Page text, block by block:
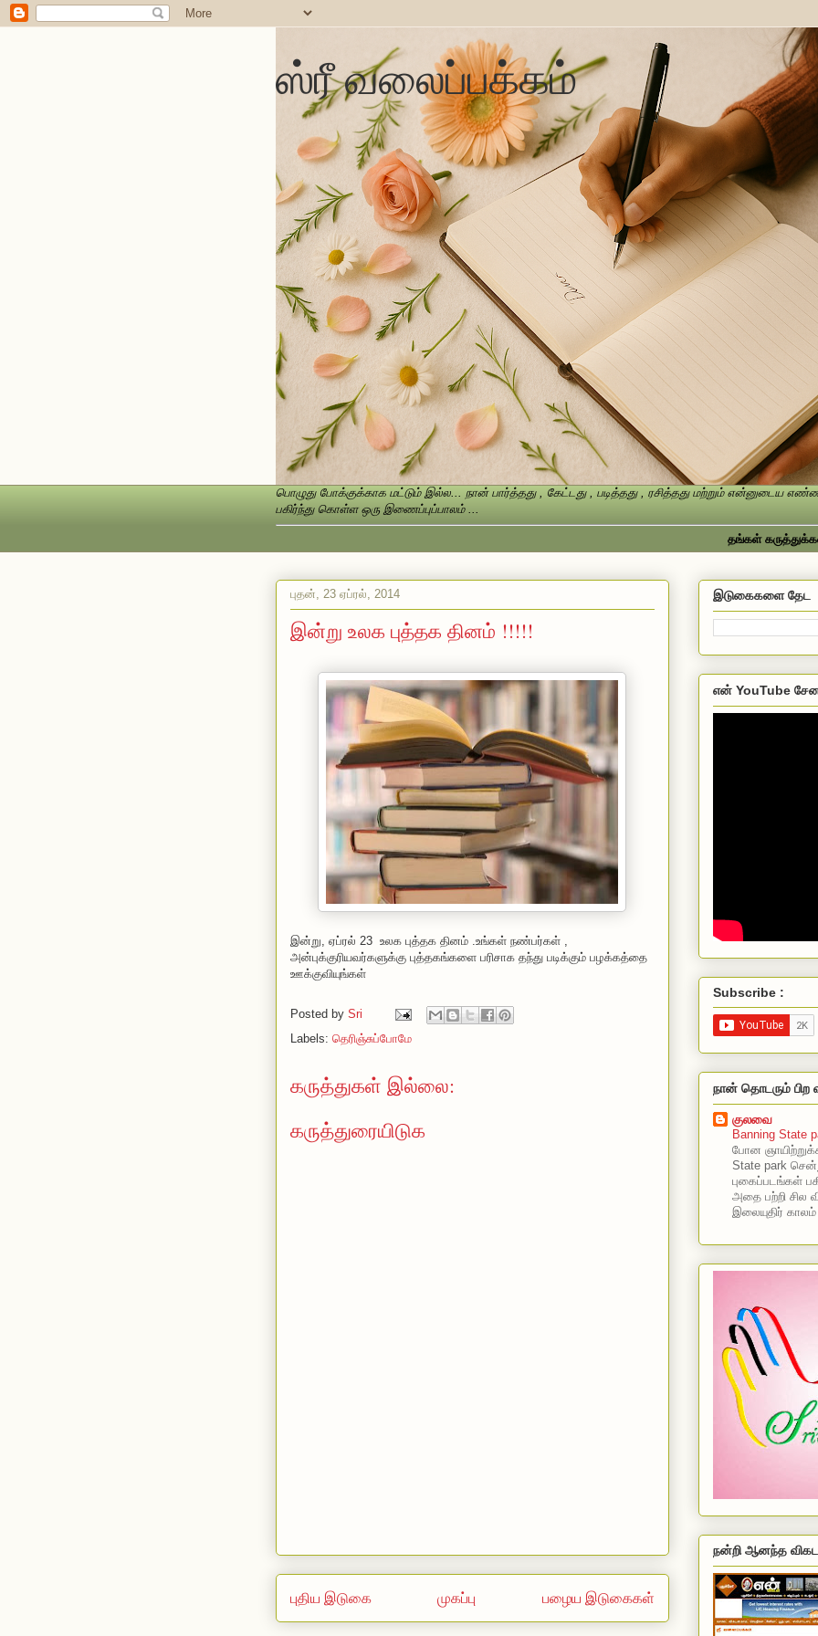
ஸ்ரீ வலைப்பக்கம்
பொழுது போக்குக்காக மட்டும் இல்ல... நான் பார்த்தது , கேட்டது , படித்தது , ரசித்தது மற்றும் என்னுடைய
பகிர்ந்து கொள்ள ஒரு இணைப்புப்பாலம் ...
தங்கள் கருத்துக்களை
புதன், 23 ஏப்ரல், 2014
இன்று உலக புத்தக தினம் !!!!!
இன்று, ஏப்ரல் 23 உலக புத்தக தினம் .உங்கள் நண்பர்கள் ,
அன்புக்குரியவர்களுக்கு புத்தகங்களை பரிசாக தந்து படிக்கும் பழக்கத்தை
ஊக்குவியுங்கள்
Posted by Sri
Labels: தெரிஞ்சுப்போமே
கருத்துகள் இல்லை:
கருத்துரையிடுக
புதிய இடுகை பழைய இடுகைகள்
முகப்பு
இடுகைகளை தேட
என் YouTube
Subscribe :
நான் தொடரும் பிற
குலவை
Banning State
போன
State park
புகைப்படங்கள்
அதை பற்றி சில
இலையுதிர்
நன்றி ஆனந்த